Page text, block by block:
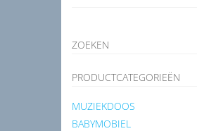
ZOEKEN
PRODUCTCATEGORIEËN
MUZIEKDOOS
BABYMOBIEL